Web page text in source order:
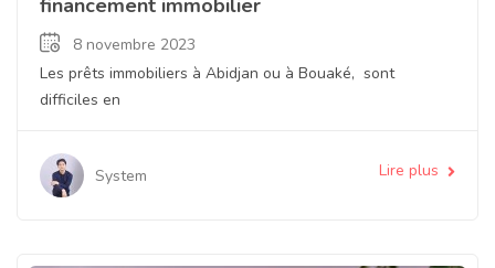
financement immobilier
8 novembre 2023
Les prêts immobiliers à Abidjan ou à Bouaké, sont
difficiles en
System Lire plus